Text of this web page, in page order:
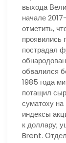
выхода
начале
отметить,
проявились
пострадал
обвалился
1985 года
потащил
суматоху
индексы
к доллару;
Brent.